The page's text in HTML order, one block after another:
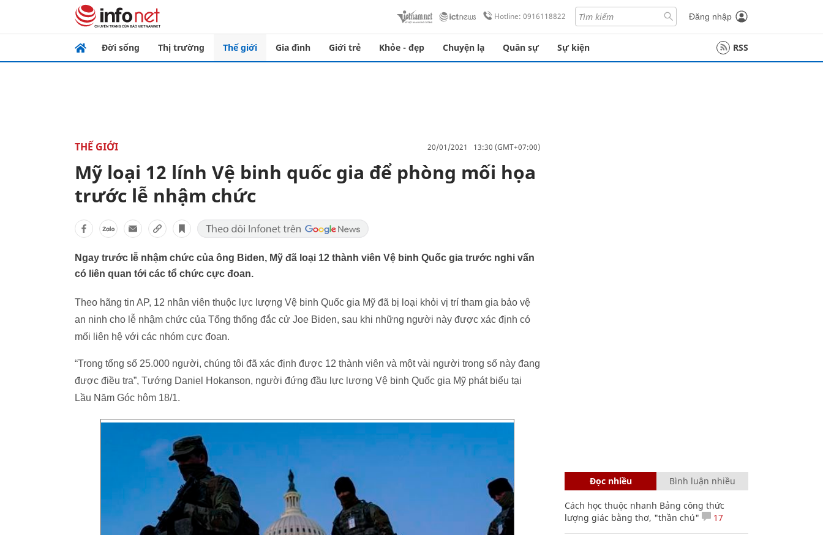
Hotline: 0916118822 Đăng nhập
Đời sống Thị trường Thế giới Gia đình Giới trẻ Khỏe - đẹp Chuyện lạ Quân sự Sự kiện RSS
THẾ GIỚI 20/01/2021 13:30 (GMT+07:00)
Mỹ loại 12 lính Vệ binh quốc gia để phòng mối họa
trước lễ nhậm chức
Ngay trước lễ nhậm chức của ông Biden, Mỹ đã loại 12 thành viên Vệ binh Quốc gia trước nghi vấn
có liên quan tới các tổ chức cực đoan.
Theo hãng tin AP, 12 nhân viên thuộc lực lượng Vệ binh Quốc gia Mỹ đã bị loại khỏi vị trí tham gia bảo vệ
an ninh cho lễ nhậm chức của Tổng thống đắc cử Joe Biden, sau khi những người này được xác định có
mối liên hệ với các nhóm cực đoan.
“Trong tổng số 25.000 người, chúng tôi đã xác định được 12 thành viên và một vài người trong số này đang
được điều tra”, Tướng Daniel Hokanson, người đứng đầu lực lượng Vệ binh Quốc gia Mỹ phát biểu tại
Lầu Năm Góc hôm 18/1.
Đọc nhiều Bình luận nhiều
Cách học thuộc nhanh Bảng công thức
lượng giác bằng thơ, "thần chú"
17